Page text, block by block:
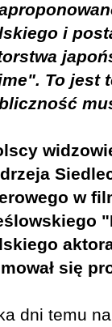
i
To jest
w
się
dni temu